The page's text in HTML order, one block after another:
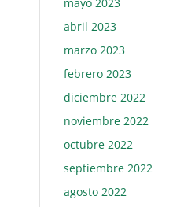
abril 2023
marzo 2023
febrero 2023
diciembre 2022
noviembre 2022
octubre 2022
septiembre 2022
agosto 2022